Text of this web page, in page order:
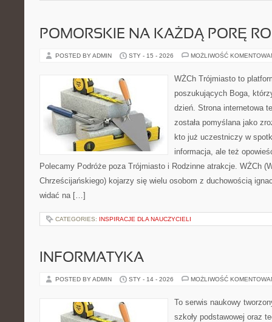
POMORSKIE NA KAŻDĄ PORĘ
POSTED BY ADMIN STY - 15 - 2026 MOŻLIWOŚĆ
WŻCh Trójmiasto to
poszukujących Boga,
dzień. Strona internetowa
została pomyślana jako
kto już uczestniczy w
informacja, ale też
Polecamy Podróże poza Trójmiasto i Rodzinne atrakcje. WŻCh
Chrześcijańskiego) kojarzy się wielu osobom z duchowością
widać na […]
CATEGORIES: INSPIRACJE DLA NAUCZYCIELI
INFORMATYKA
POSTED BY ADMIN STY - 14 - 2026 MOŻLIWOŚĆ
To serwis naukowy
szkoły podstawowej oraz